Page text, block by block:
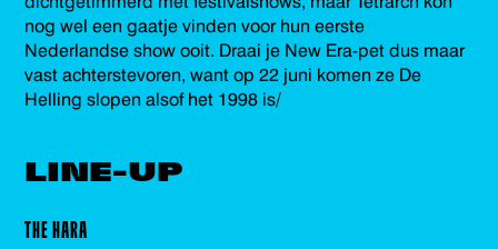
nog wel een gaatje vinden voor hun eerste
Nederlandse show ooit. Draai je New Era-pet dus maar
vast achterstevoren, want op 22 juni komen ze De
Helling slopen alsof het 1998 is/
LINE-UP
THE HARA